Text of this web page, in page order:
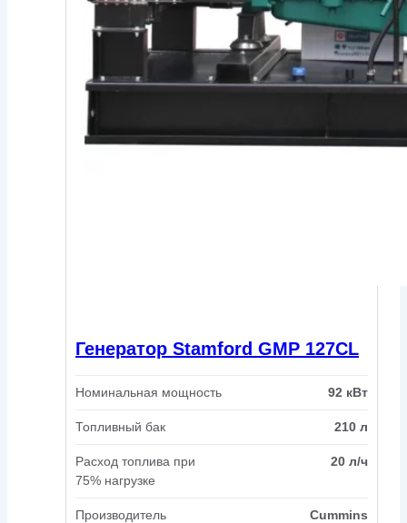
Генератор Stamford GMP 127CL
Номинальная мощность 92 кВт
Топливный бак 210 л
Расход топлива при
75% нагрузке
20 л/ч
Производитель
Cummins